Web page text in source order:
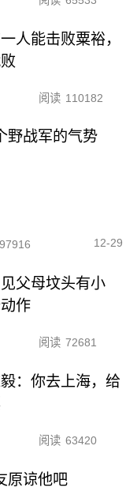
人能击败粟裕，
阅读 110182
野战军的气势
97916 12-29
父母坟头有小
作
阅读 72681
：你去上海，给
阅读 63420
原谅他吧